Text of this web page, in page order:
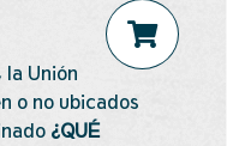
Unión
o no ubicados
¿QUÉ